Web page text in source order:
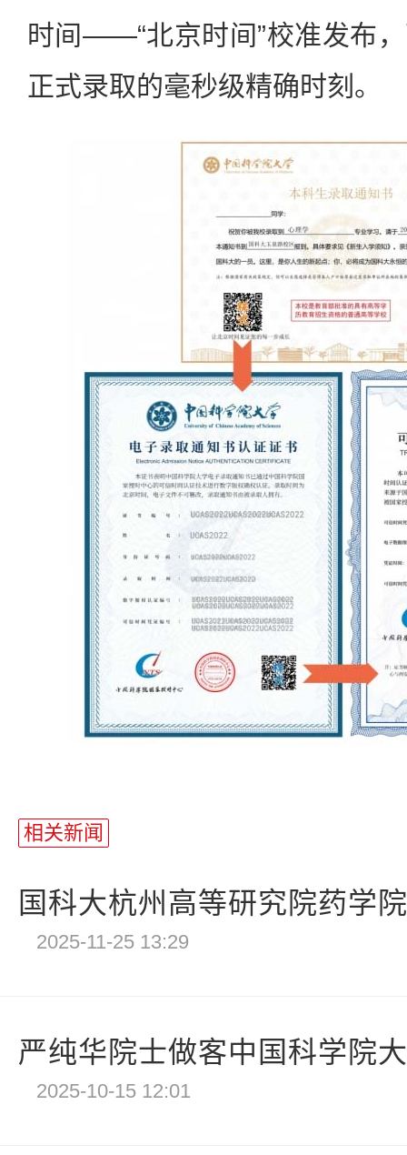
时间——“北京时间”校准发布
正式录取的毫秒级精确时刻。
相关新闻
国科大杭州高等研究院药学
2025-11-25 13:29
严纯华院士做客中国科学院
2025-10-15 12:01